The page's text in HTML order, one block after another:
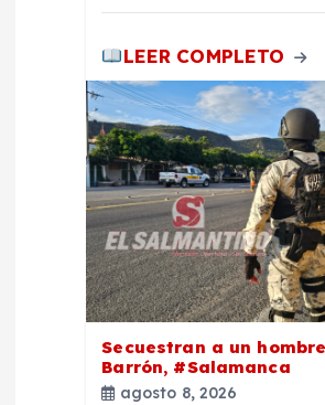
LEER COMPLETO
Secuestran a un
Barrón, #Salamanca
agosto 8, 2026